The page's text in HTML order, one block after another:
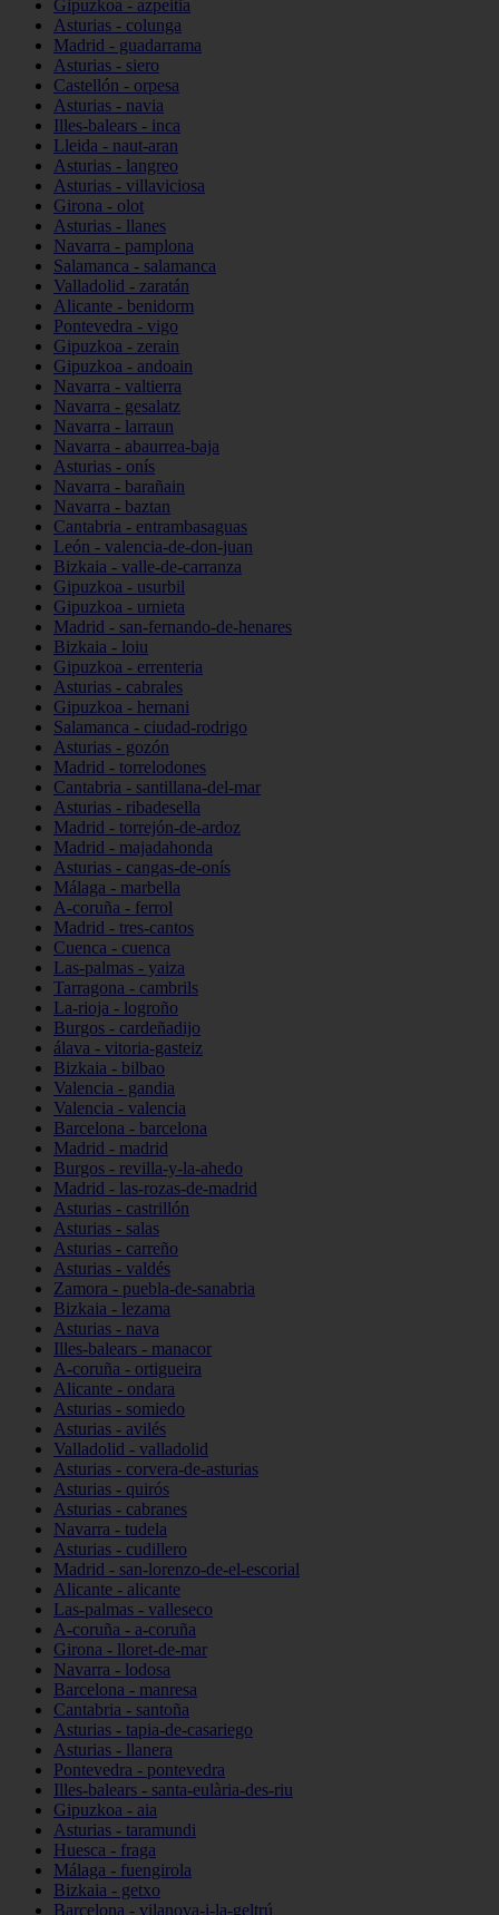
Gipuzkoa - azpeitia
Asturias - colunga
Madrid - guadarrama
Asturias - siero
Castellón - orpesa
Asturias - navia
Illes-balears - inca
Lleida - naut-aran
Asturias - langreo
Asturias - villaviciosa
Girona - olot
Asturias - llanes
Navarra - pamplona
Salamanca - salamanca
Valladolid - zaratán
Alicante - benidorm
Pontevedra - vigo
Gipuzkoa - zerain
Gipuzkoa - andoain
Navarra - valtierra
Navarra - gesalatz
Navarra - larraun
Navarra - abaurrea-baja
Asturias - onís
Navarra - barañain
Navarra - baztan
Cantabria - entrambasaguas
León - valencia-de-don-juan
Bizkaia - valle-de-carranza
Gipuzkoa - usurbil
Gipuzkoa - urnieta
Madrid - san-fernando-de-henares
Bizkaia - loiu
Gipuzkoa - errenteria
Asturias - cabrales
Gipuzkoa - hernani
Salamanca - ciudad-rodrigo
Asturias - gozón
Madrid - torrelodones
Cantabria - santillana-del-mar
Asturias - ribadesella
Madrid - torrejón-de-ardoz
Madrid - majadahonda
Asturias - cangas-de-onís
Málaga - marbella
A-coruña - ferrol
Madrid - tres-cantos
Cuenca - cuenca
Las-palmas - yaiza
Tarragona - cambrils
La-rioja - logroño
Burgos - cardeñadijo
álava - vitoria-gasteiz
Bizkaia - bilbao
Valencia - gandia
Valencia - valencia
Barcelona - barcelona
Madrid - madrid
Burgos - revilla-y-la-ahedo
Madrid - las-rozas-de-madrid
Asturias - castrillón
Asturias - salas
Asturias - carreño
Asturias - valdés
Zamora - puebla-de-sanabria
Bizkaia - lezama
Asturias - nava
Illes-balears - manacor
A-coruña - ortigueira
Alicante - ondara
Asturias - somiedo
Asturias - avilés
Valladolid - valladolid
Asturias - corvera-de-asturias
Asturias - quirós
Asturias - cabranes
Navarra - tudela
Asturias - cudillero
Madrid - san-lorenzo-de-el-escorial
Alicante - alicante
Las-palmas - valleseco
A-coruña - a-coruña
Girona - lloret-de-mar
Navarra - lodosa
Barcelona - manresa
Cantabria - santoña
Asturias - tapia-de-casariego
Asturias - llanera
Pontevedra - pontevedra
Illes-balears - santa-eulària-des-riu
Gipuzkoa - aia
Asturias - taramundi
Huesca - fraga
Málaga - fuengirola
Bizkaia - getxo
Barcelona - vilanova-i-la-geltrú